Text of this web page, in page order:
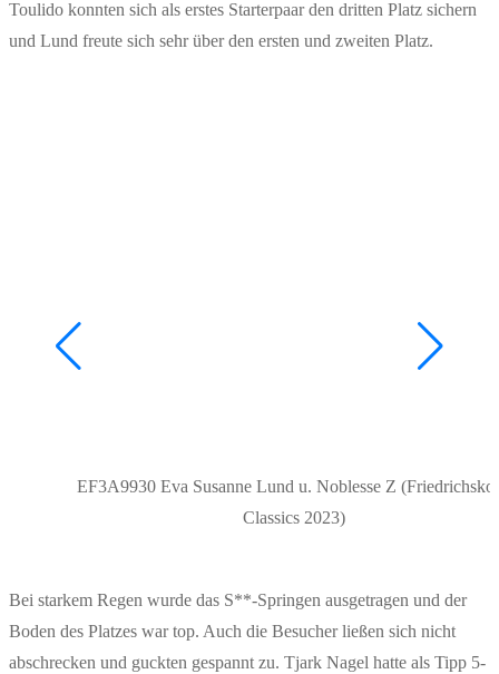
Toulido konnten sich als erstes Starterpaar den dritten Platz sichern
und Lund freute sich sehr über den ersten und zweiten Platz.
EF3A9930 Eva Susanne Lund u. Noblesse Z
Classics 2023)
Bei starkem Regen wurde das S**-Springen ausgetragen und der
Boden des Platzes war top. Auch die Besucher ließen sich nicht
abschrecken und guckten gespannt zu. Tjark Nagel hatte als Tipp 5-